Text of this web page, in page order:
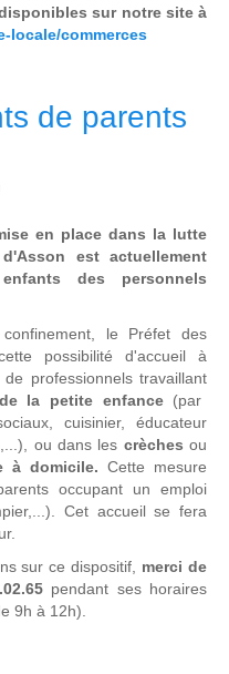
sur notre site à
locale/commerces
de parents
en place dans la lutte
est actuellement
des personnels
le Préfet des
possibilité d'accueil à
professionnels travaillant
la petite enfance (par
cuisinier, éducateur
ou dans les crèches ou
à domicile. Cette mesure
occupant un emploi
Cet accueil se fera
sur ce dispositif, merci de
pendant ses horaires
9h à 12h).